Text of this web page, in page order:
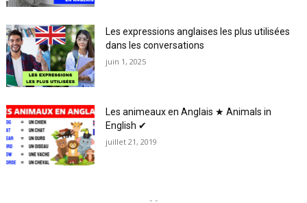
Les expressions anglaises les plus utilisées
dans les conversations
juin 1, 2025
Les animeaux en Anglais ★ Animals in
English ✔
juillet 21, 2019
- -